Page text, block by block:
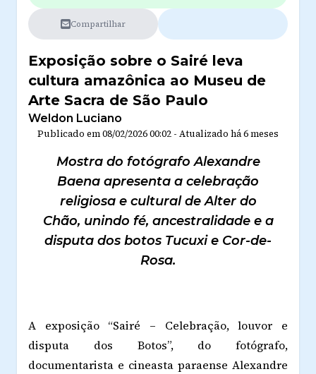
Compartilhar
Exposição sobre o Sairé leva
cultura amazônica ao Museu de
Arte Sacra de São Paulo
Weldon Luciano
Publicado em08/02/2026 00:02 - Atualizado há 6 meses
Mostra do fotógrafo Alexandre
Baena apresenta a celebração
religiosa e cultural de Alter do
Chão, unindo fé, ancestralidade e a
disputa dos botos Tucuxi e Cor-de-
Rosa.
A exposição “Sairé – Celebração, louvor e
disputa dos Botos”, do fotógrafo,
documentarista e cineasta paraense Alexandre